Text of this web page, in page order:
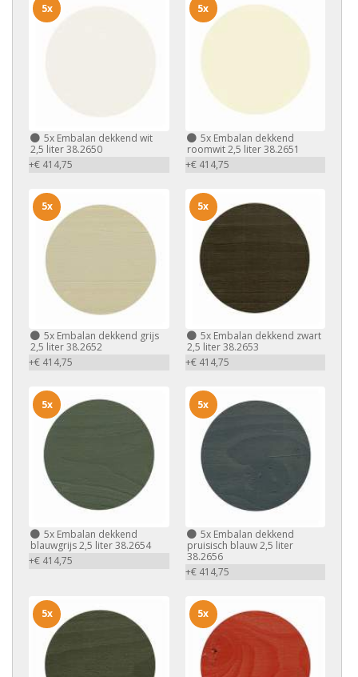
5x Embalan dekkend wit
2,5 liter 38.2650
+€ 414,75
5x
5xEmbalan dekkend
roomwit 2,5 liter 38.2651
+€ 414,75
5x
5x Embalan dekkend grijs
2,5 liter 38.2652
+€ 414,75
5x
5xEmbalan dekkend zwart
2,5 liter 38.2653
+€ 414,75
5x
5x Embalan dekkend
blauwgrijs 2,5 liter 38.2654
+€ 414,75
5x
5xEmbalan dekkend
pruisisch blauw 2,5 liter
38.2656
+€ 414,75
5x
5x 5x